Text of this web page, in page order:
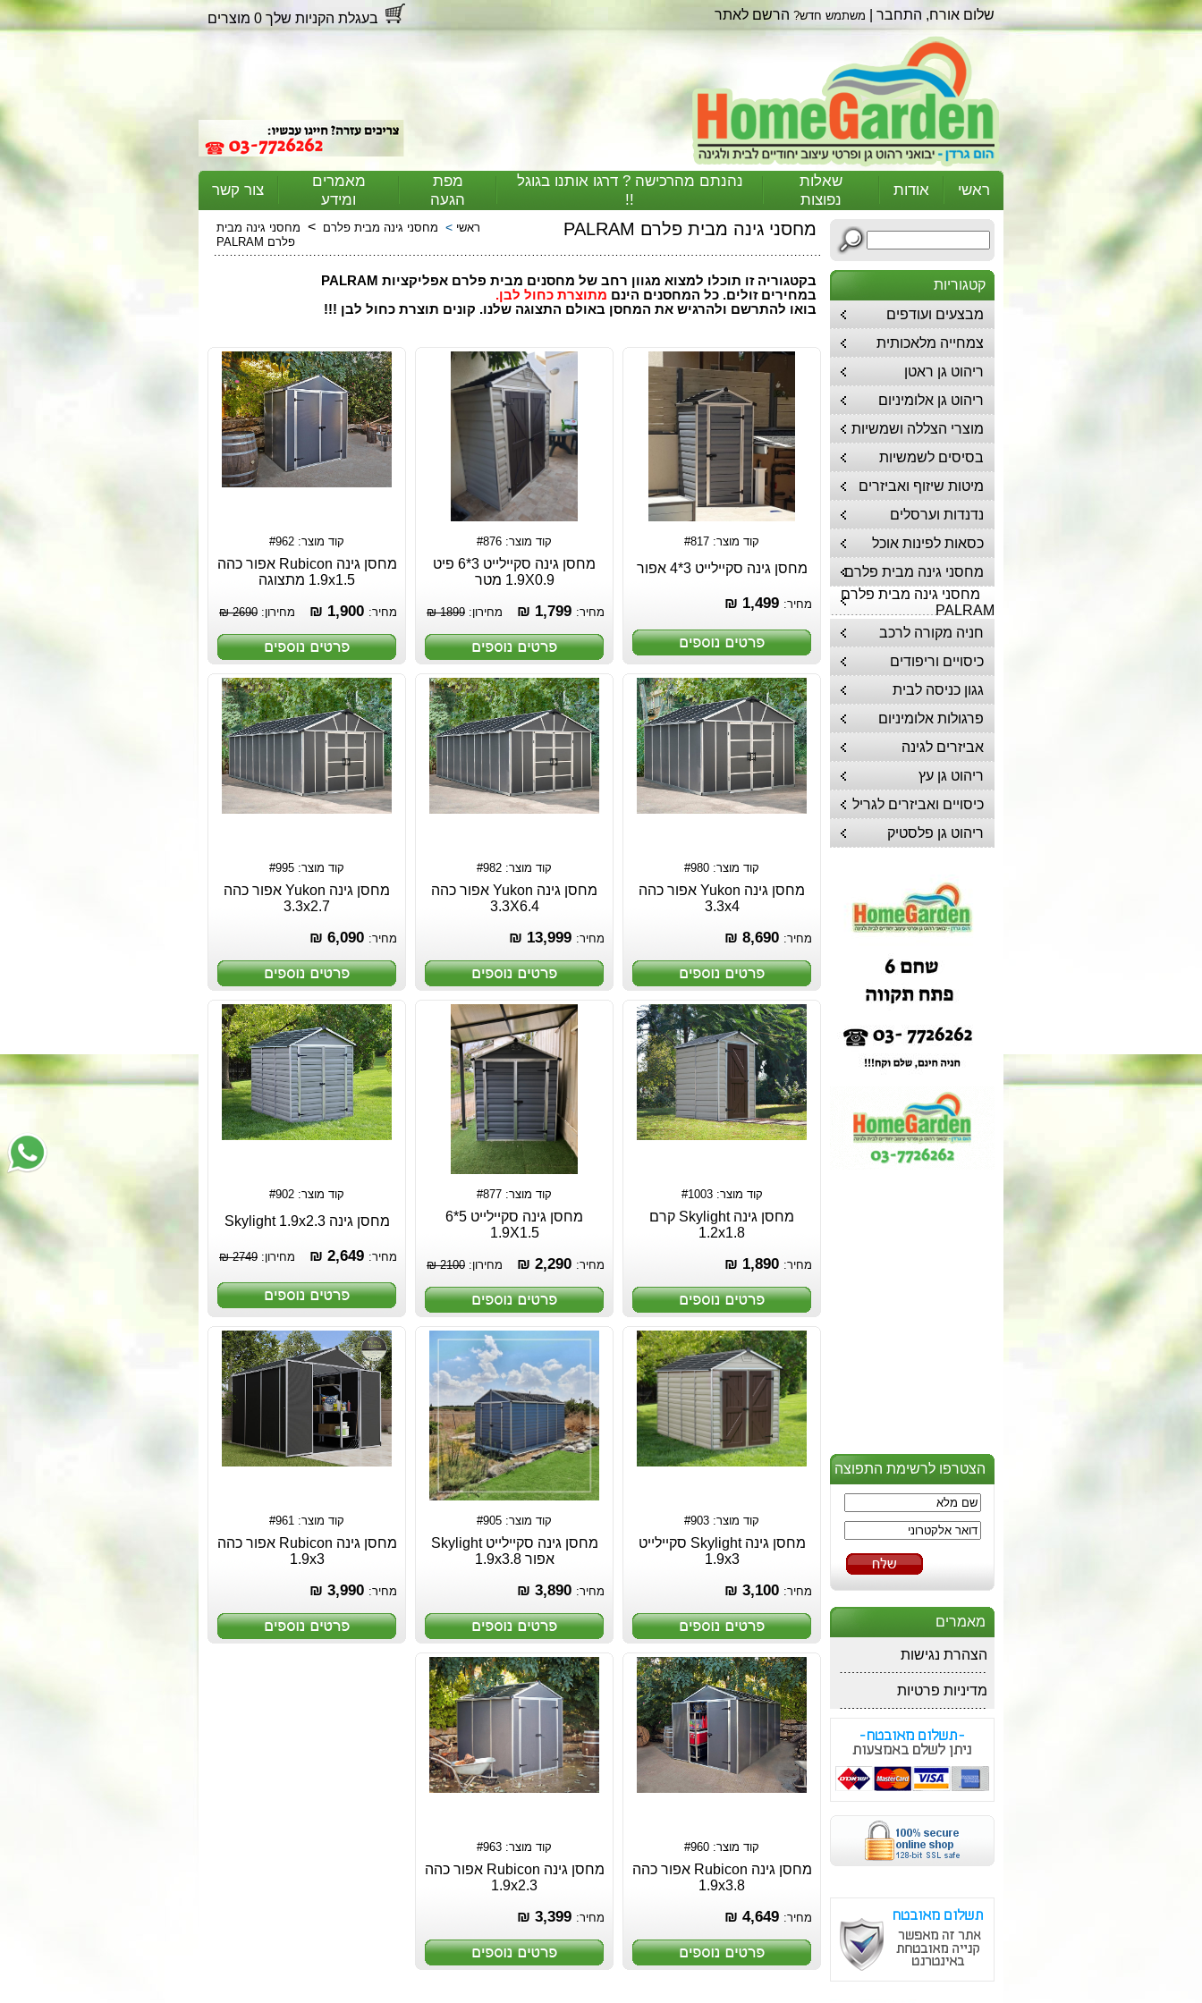
שלום אורח, התחבר משתמש חדש? הרשם לאתר בעגלת הקניות שלך 0 מוצרים
ראשי אודות
שאלות
נפוצות
נהנתם מהרכישה ? דרגו אותנו בגוגל
!!
מפת
הגעה
מאמרים
ומידע
צור קשר
קטגוריות
מבצעים ועודפים
צמחייה מלאכותית
ריהוט גן ראטן
ריהוט גן אלומיניום
מוצרי הצללה ושמשיות
בסיסים לשמשיות
מיטות שיזוף ואביזרים
נדנדות וערסלים
כסאות לפינות אוכל
מחסני גינה מבית פלרם
מחסני גינה מבית פלרם
PALRAM
חניה מקורה לרכב
כיסויים וריפודים
גגון כניסה לבית
פרגולות אלומיניום
אביזרים לגינה
ריהוט גן עץ
כיסויים ואביזרים לגריל
ריהוט גן פלסטיק
הצטרפו לרשימת התפוצה
מאמרים
הצהרת נגישות
מדיניות פרטיות
מחסני גינה מבית פלרם PALRAM ראשי > מחסני גינה מבית פלרם > מחסני גינה מבית
פלרם PALRAM
בקטגוריה זו תוכלו למצוא מגוון רחב של מחסנים מבית פלרם אפליקציות PALRAM
במחירים זולים. כל המחסנים הינם מתוצרת כחול לבן.
בואו להתרשם ולהרגיש את המחסן באולם התצוגה שלנו. קונים תוצרת כחול לבן !!!
קוד מוצר: #817
מחסן גינה סקיילייט 3*4 אפור
מחיר:
קוד מוצר: #876
מחסן גינה סקיילייט 3*6 פיט
1.9X0.9 מטר
מחיר: מחירון: 1899 ₪
קוד מוצר: #962
מחסן גינה Rubicon אפור כהה
1.9x1.5 מתצוגה
מחיר: מחירון: 2690 ₪
קוד מוצר: #980
מחסן גינה Yukon אפור כהה
3.3x4
מחיר:
קוד מוצר: #982
מחסן גינה Yukon אפור כהה
3.3X6.4
מחיר:
קוד מוצר: #995
מחסן גינה Yukon אפור כהה
3.3x2.7
מחיר:
קוד מוצר: #1003
מחסן גינה Skylight קרם
1.2x1.8
מחיר:
קוד מוצר: #877
מחסן גינה סקיילייט 5*6
1.9X1.5
מחיר: מחירון: 2100 ₪
קוד מוצר: #902
מחסן גינה Skylight 1.9x2.3
מחיר: מחירון: 2749 ₪
קוד מוצר: #903
מחסן גינה Skylight סקיילייט
1.9x3
מחיר:
קוד מוצר: #905
מחסן גינה סקיילייט Skylight
אפור 1.9x3.8
מחיר:
קוד מוצר: #961
מחסן גינה Rubicon אפור כהה
1.9x3
מחיר:
קוד מוצר: #960
מחסן גינה Rubicon אפור כהה
1.9x3.8
מחיר:
קוד מוצר: #963
מחסן גינה Rubicon אפור כהה
1.9x2.3
מחיר: